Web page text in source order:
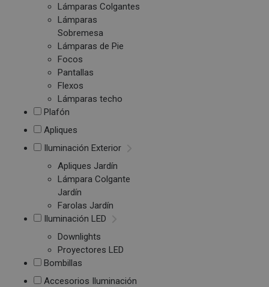
Lámparas Colgantes
Lámparas
Sobremesa
Lámparas de Pie
Focos
Pantallas
Flexos
Lámparas techo
Plafón
Apliques
Iluminación Exterior
Apliques Jardín
Lámpara Colgante
Jardín
Farolas Jardín
Iluminación LED
Downlights
Proyectores LED
Bombillas
Accesorios Iluminación